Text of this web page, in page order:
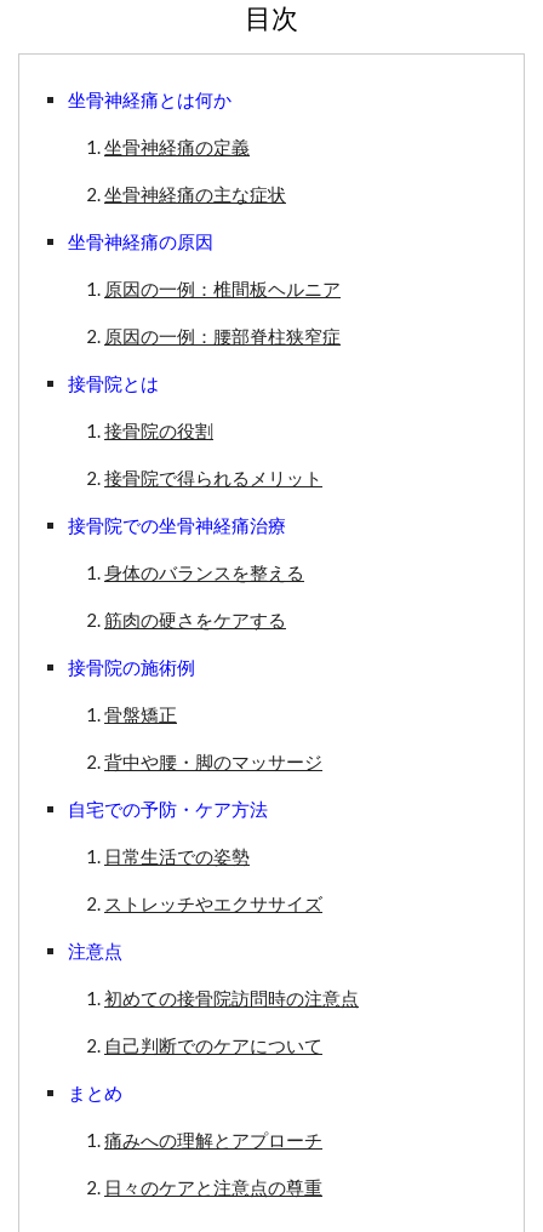
目次
坐骨神経痛とは何か
坐骨神経痛の定義
坐骨神経痛の主な症状
坐骨神経痛の原因
原因の一例：椎間板ヘルニア
原因の一例：腰部脊柱狭窄症
接骨院とは
接骨院の役割
接骨院で得られるメリット
接骨院での坐骨神経痛治療
身体のバランスを整える
筋肉の硬さをケアする
接骨院の施術例
骨盤矯正
背中や腰・脚のマッサージ
自宅での予防・ケア方法
日常生活での姿勢
ストレッチやエクササイズ
注意点
初めての接骨院訪問時の注意点
自己判断でのケアについて
まとめ
痛みへの理解とアプローチ
日々のケアと注意点の尊重